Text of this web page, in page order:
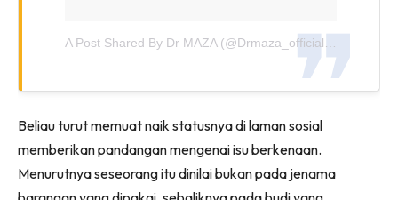
Beliau turut memuat naik statusnya di laman sosial
memberikan pandangan mengenai isu berkenaan.
Menurutnya seseorang itu dinilai bukan pada jenama